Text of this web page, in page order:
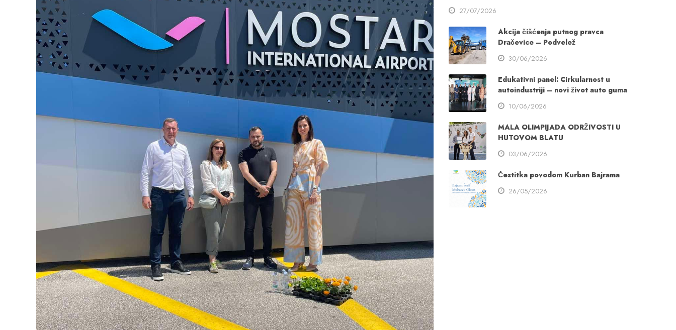
27/07/2026
Akcija čišćenja putnog pravca
Dračevice – Podvelež
30/06/2026
Edukativni panel: Cirkularnost u
autoindustriji – novi život auto guma
10/06/2026
MALA OLIMPIJADA ODRŽIVOSTI U
HUTOVOM BLATU
03/06/2026
Čestitka povodom Kurban Bajrama
26/05/2026